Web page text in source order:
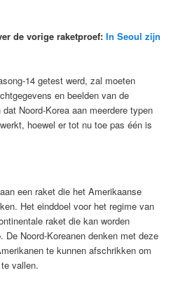
de vorige raketproef:In Seoul zijn
14 getest werd, zal moeten
en beelden van de
Noord-Korea aan meerdere typen
hoewel er tot nu toe pas één is
een raket die het Amerikaanse
Het einddoel voor het regime van
raket die kan worden
De Noord-Koreanen denken met deze
te kunnen afschrikken om
vallen.